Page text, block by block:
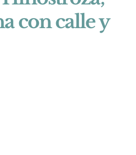
con calle y